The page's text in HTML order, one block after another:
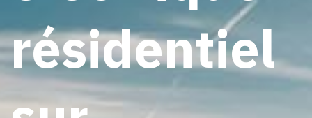
résidentiel